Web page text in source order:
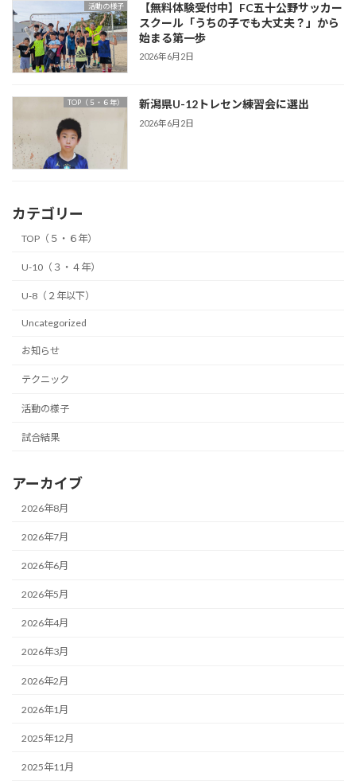
活動の様子
【無料体験受付中】FC五十公野サッカー
スクール「うちの子でも大丈夫？」から
始まる第一歩
2026年6月2日
TOP（５・６年） 新潟県U-12トレセン練習会に選出
2026年6月2日
カテゴリー
TOP（５・６年）
U-10（３・４年）
U-8（２年以下）
Uncategorized
お知らせ
テクニック
活動の様子
試合結果
アーカイブ
2026年8月
2026年7月
2026年6月
2026年5月
2026年4月
2026年3月
2026年2月
2026年1月
2025年12月
2025年11月